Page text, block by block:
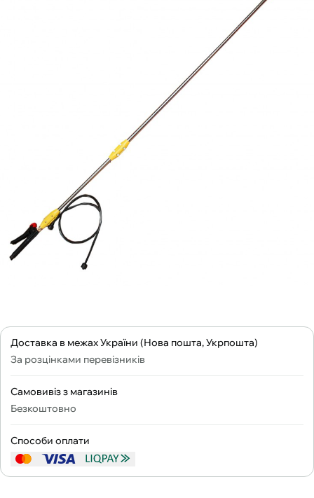
Доставка в межах України (Нова пошта, Укрпошта)
За розцінками перевізників
Самовивіз з магазинів
Безкоштовно
Способи оплати